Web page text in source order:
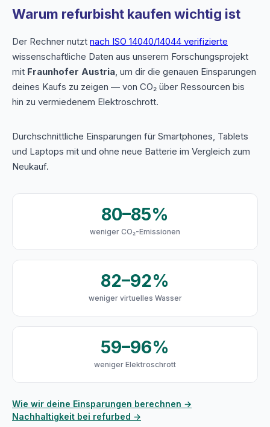
Warum refurbisht kaufen wichtig ist
Der Rechner nutzt nach ISO 14040/14044 verifizierte
wissenschaftliche Daten aus unserem Forschungsprojekt
mit Fraunhofer Austria, um dir die genauen Einsparungen
deines Kaufs zu zeigen — von CO₂ über Ressourcen bis
hin zu vermiedenem Elektroschrott.
Durchschnittliche Einsparungen für Smartphones, Tablets
und Laptops mit und ohne neue Batterie im Vergleich zum
Neukauf.
80–85%
weniger CO₂-Emissionen
82–92%
weniger virtuelles Wasser
59–96%
weniger Elektroschrott
Wie wir deine Einsparungen berechnen →
Nachhaltigkeit bei refurbed →